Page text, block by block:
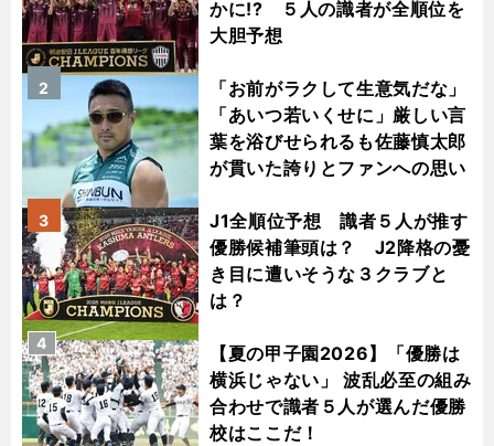
かに!? ５人の識者が全順位を
大胆予想
「お前がラクして生意気だな」
「あいつ若いくせに」厳しい言
葉を浴びせられるも佐藤慎太郎
が貫いた誇りとファンへの思い
2
J1全順位予想 識者５人が推す
優勝候補筆頭は？ J2降格の憂
き目に遭いそうな３クラブと
は？
3
【夏の甲子園2026】「優勝は
横浜じゃない」 波乱必至の組み
合わせで識者５人が選んだ優勝
校はここだ！
4